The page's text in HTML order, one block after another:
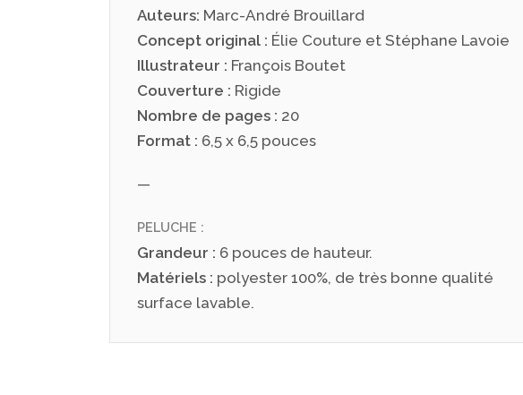
Auteurs: Marc-André Brouillard
Concept original : Élie Couture et Stéphane Lavoie
Illustrateur : François Boutet
Couverture : Rigide
Nombre de pages : 20
Format : 6,5 x 6,5 pouces
—
PELUCHE :
Grandeur : 6 pouces de hauteur.
Matériels : polyester 100%, de très bonne qualité
surface lavable.